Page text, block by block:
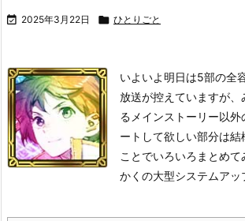
 2025年3月22日  ひとりごと
いよいよ明日は5部の全
放送が控えていますが
るメインストーリー以
ートして欲しい部分は結
ことでいろいろまとめて
かくの大型システムアッ